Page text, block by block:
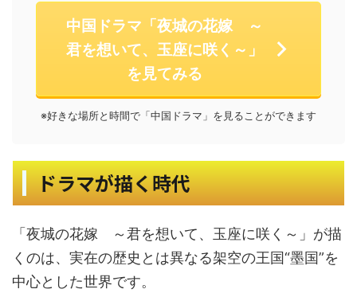
中国ドラマ「夜城の花嫁 ～
君を想いて、玉座に咲く～」
を見てみる
※好きな場所と時間で「中国ドラマ」を見ることができます
ドラマが描く時代
「夜城の花嫁 ～君を想いて、玉座に咲く～」が描
くのは、実在の歴史とは異なる架空の王国“墨国”を
中心とした世界です。